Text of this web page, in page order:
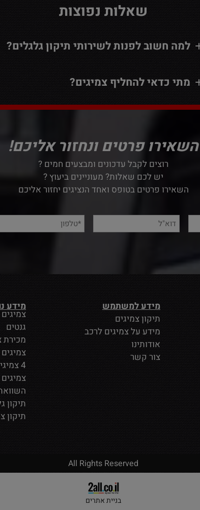
שאלות נפוצות
למה חשוב לפנות לשירותי תיקון גלגלים?
מתי כדאי להחליף צמיגים?
השאירו פרטים ונחזור אליכם!
רוצים לקבל עדכונים ומבצעים חמים ?
יש לכם שאלות? מעוניינים ביעוץ ?
השאירו פרטים בטופס ואחד הנציגים יחזור אליכם
מידע למשתמש
תיקון צמיגים
מידע על צמיגים לרכב
אודותינו
צור קשר
מידע
גנטים
מכירת
4 צמיגים במבצע
תיקון
תיקון
All Rights Reserved
בניית אתרים